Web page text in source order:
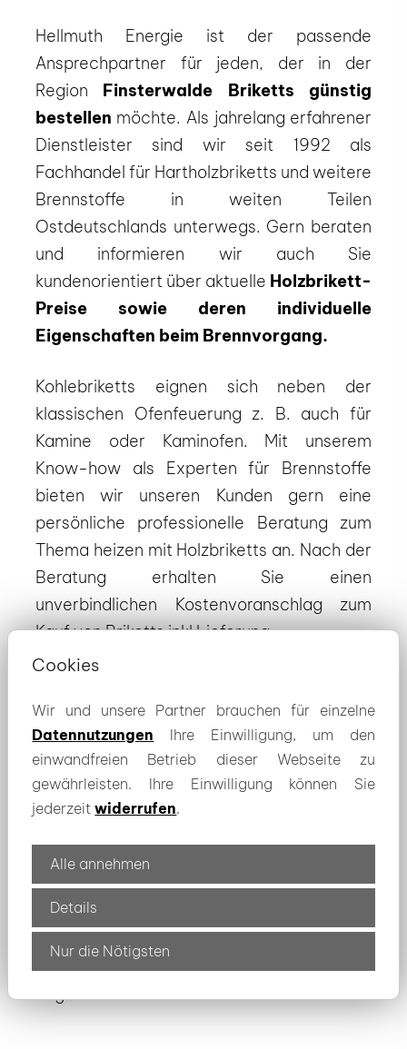
Hellmuth Energie ist der passende
Ansprechpartner für jeden, der in der
Region Finsterwalde Briketts günstig
bestellen möchte. Als jahrelang erfahrener
Dienstleister sind wir seit 1992 als
Fachhandel für Hartholzbriketts und weitere
Brennstoffe in weiten Teilen
Ostdeutschlands unterwegs. Gern beraten
und informieren wir auch Sie
kundenorientiert über aktuelle Holzbrikett-
Preise sowie deren individuelle
Eigenschaften beim Brennvorgang.
Kohlebriketts eignen sich neben der
klassischen Ofenfeuerung z. B. auch für
Kamine oder Kaminofen. Mit unserem
Know-how als Experten für Brennstoffe
bieten wir unseren Kunden gern eine
persönliche professionelle Beratung zum
Thema heizen mit Holzbriketts an. Nach der
Beratung erhalten Sie einen
unverbindlichen Kostenvoranschlag zum
Kauf von Briketts inkl Lieferung.
mehr als 30 Jahren! Wir freuen uns auf Ihre
Anfrage zur Lieferung von Holzbriketts oder
Kohlebriketts im Raum Finsterwalde!
Finsterwalde unter anderem auch in
folgenden Ortschaften:
Cookies
Wir und unsere Partner brauchen für einzelne
Datennutzungen Ihre Einwilligung, um den
einwandfreien Betrieb dieser Webseite zu
gewährleisten. Ihre Einwilligung können Sie
jederzeitwiderrufen.
Alle annehmen
Details
Nur die Nötigsten